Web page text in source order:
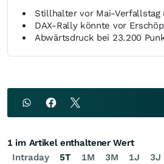
Stillhalter vor Mai-Verfallstag
DAX-Rally könnte vor
Abwärtsdruck bei 23.200
Intraday 5T 1M 3M 1J 3J
1 im Artikel enthaltener Wert